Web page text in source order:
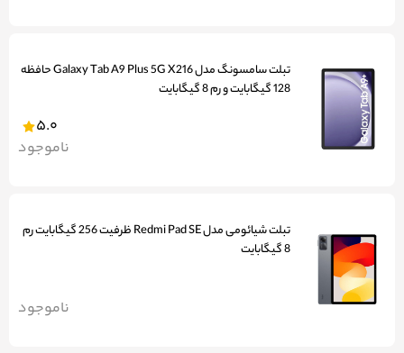
تبلت سامسونگ مدل Galaxy Tab A9 Plus 5G X216 حافظه
128 گیگابایت و رم 8 گیگابایت
5.0
ناموجود
تبلت شیائومی مدل Redmi Pad SE ظرفیت 256 گیگابایت رم
8 گیگابایت
ناموجود